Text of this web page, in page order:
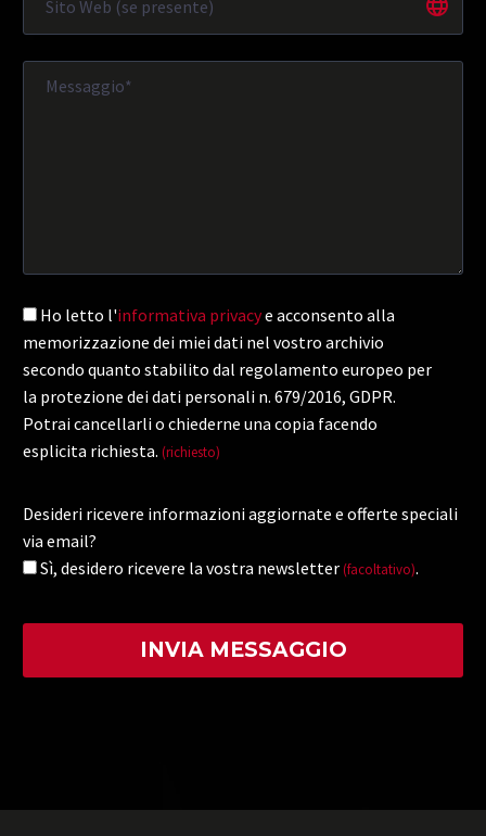
Ho letto l'informativa privacye acconsento alla
memorizzazione dei miei dati nel vostro archivio
secondo quanto stabilito dal regolamento europeo per
la protezione dei dati personali n. 679/2016, GDPR.
Potrai cancellarli o chiederne una copia facendo
esplicita richiesta. (richiesto)
Desideri ricevere informazioni aggiornate e offerte speciali
via email?
Sì, desidero ricevere la vostra newsletter (facoltativo).